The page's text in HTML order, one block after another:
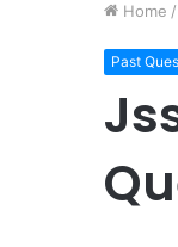
Home /
Past